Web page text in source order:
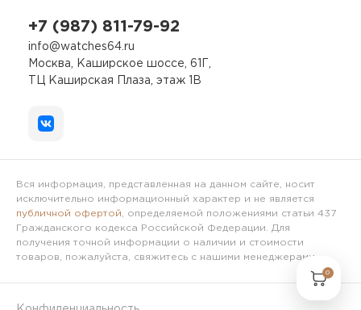
+7 (987) 811-79-92
info@watches64.ru
Москва, Каширское шоссе, 61Г,
ТЦ Каширская Плаза, этаж 1В
Вся информация, представленная на данном сайте, носит
исключительно информационный характер и не является
публичной офертой , определяемой положениями статьи 437
Гражданского кодекса Российской Федерации. Для
получения точной информации о наличии и стоимости
товаров, пожалуйста, свяжитесь с нашими менеджерами.
0